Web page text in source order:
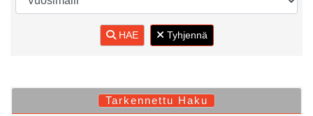
HAE Tyhjennä
Tarkennettu Haku